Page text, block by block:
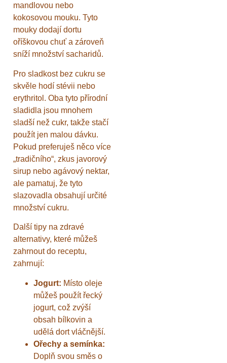
mandlovou nebo
kokosovou mouku. Tyto
mouky dodají dortu
oříškovou chuť a zároveň
sníží množství sacharidů.
Pro sladkost bez cukru se
skvěle hodí stévii nebo
erythritol. Oba tyto přírodní
sladidla jsou mnohem
sladší než cukr, takže stačí
použít jen malou dávku.
Pokud preferuješ něco více
„tradičního“, zkus javorový
sirup nebo agávový nektar,
ale pamatuj, že tyto
slazovadla obsahují určité
množství cukru.
Další tipy na zdravé
alternativy, které můžeš
zahrnout do receptu,
zahrnují:
Jogurt: Místo oleje
můžeš použít řecký
jogurt, což zvýší
obsah bílkovin a
udělá dort vláčnější.
Ořechy a semínka:
Doplň svou směs o